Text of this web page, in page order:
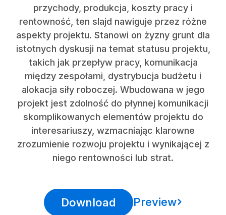
przychody, produkcja, koszty pracy i
rentowność, ten slajd nawiguje przez różne
aspekty projektu. Stanowi on żyzny grunt dla
istotnych dyskusji na temat statusu projektu,
takich jak przepływ pracy, komunikacja
między zespołami, dystrybucja budżetu i
alokacja siły roboczej. Wbudowana w jego
projekt jest zdolność do płynnej komunikacji
skomplikowanych elementów projektu do
interesariuszy, wzmacniając klarowne
zrozumienie rozwoju projektu i wynikającej z
niego rentowności lub strat.
Download Preview